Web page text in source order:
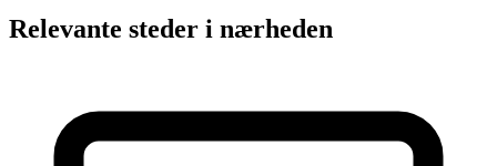
Relevante steder i nærheden